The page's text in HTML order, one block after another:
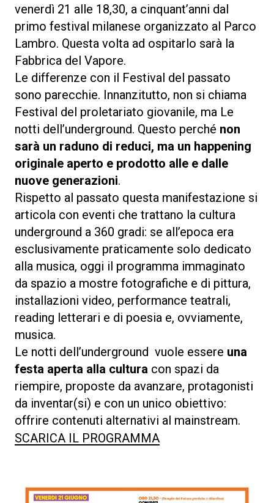
venerdì 21 alle 18,30, a cinquant’anni dal
primo festival milanese organizzato al Parco
Lambro. Questa volta ad ospitarlo sarà la
Fabbrica del Vapore.
Le differenze con il Festival del passato
sono parecchie. Innanzitutto, non si chiama
Festival del proletariato giovanile, ma Le
notti dell’underground. Questo perché non
sarà un raduno di reduci, ma un happening
originale aperto e prodotto alle e dalle
nuove generazioni.
Rispetto al passato questa manifestazione si
articola con eventi che trattano la cultura
underground a 360 gradi: se all’epoca era
esclusivamente praticamente solo dedicato
alla musica, oggi il programma immaginato
da spazio a mostre fotografiche e di pittura,
installazioni video, performance teatrali,
reading letterari e di poesia e, ovviamente,
musica.
Le notti dell’underground vuole essere una
festa aperta alla cultura con spazi da
riempire, proposte da avanzare, protagonisti
da inventar(si) e con un unico obiettivo:
offrire contenuti alternativi al mainstream.
SCARICA IL PROGRAMMA